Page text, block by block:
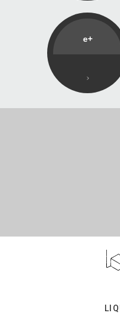
e+